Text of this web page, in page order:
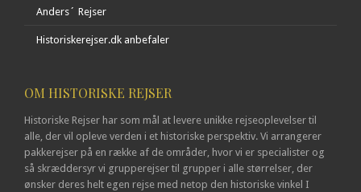
Anders´ Rejser
Historiskerejser.dk anbefaler
OM HISTORISKE REJSER
Historiske Rejser har som mål at levere unikke rejseoplevelser til
alle, der vil opleve verden i et historiske perspektiv. Vi arrangerer
pakkerejser på en række af de områder, hvor vi er specialister og
så skræddersyr vi grupperejser til grupper i alle størrelser, der
ønsker deres helt egen rejse med netop den historiske vinkel I